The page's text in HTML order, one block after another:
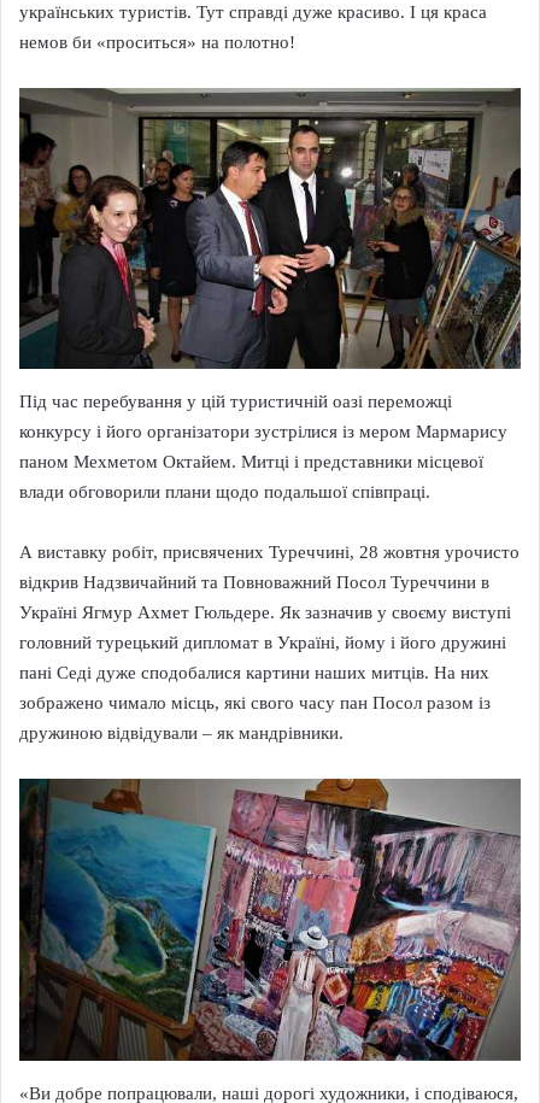
українських туристів. Тут справді дуже красиво. І ця краса
немов би «проситься» на полотно!
Під час перебування у цій туристичній оазі переможці
конкурсу і його організатори зустрілися із мером Мармарису
паном Мехметом Октайем. Митці і представники місцевої
влади обговорили плани щодо подальшої співпраці.
А виставку робіт, присвячених Туреччині, 28 жовтня урочисто
відкрив Надзвичайний та Повноважний Посол Туреччини в
Україні Ягмур Ахмет Гюльдере. Як зазначив у своєму виступі
головний турецький дипломат в Україні, йому і його дружині
пані Седі дуже сподобалися картини наших митців. На них
зображено чимало місць, які свого часу пан Посол разом із
дружиною відвідували – як мандрівники.
«Ви добре попрацювали, наші дорогі художники, і сподіваюся,